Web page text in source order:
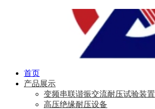
首页
产品展示
变频串联谐振交流耐压试验装置
高压绝缘耐压设备